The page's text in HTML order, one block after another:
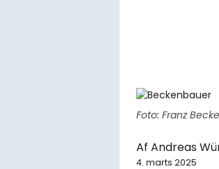
Foto: Franz
Af Andreas
4. marts 2025